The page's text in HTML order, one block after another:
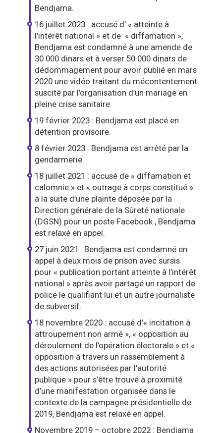
Bendjama.
16 juillet 2023 : accusé d’ « atteinte à
l'intérêt national » et de « diffamation »,
Bendjama est condamné à une amende de
30 000 dinars et à verser 50 000 dinars de
dédommagement pour avoir publié en mars
2020 une vidéo traitant du mécontentement
suscité par l’organisation d’un mariage en
pleine crise sanitaire.
19 février 2023 : Bendjama est placé en
détention provisoire.
8 février 2023 : Bendjama est arrêté par la
gendarmerie.
18 juillet 2021 : accusé de « diffamation et
calomnie » et « outrage à corps constitué »
à la suite d’une plainte déposée par la
Direction générale de la Sûreté nationale
(DGSN) pour un poste Facebook , Bendjama
est relaxé en appel.
27 juin 2021 : Bendjama est condamné en
appel à deux mois de prison avec sursis
pour « publication portant atteinte à l’intérêt
national » après avoir partagé un rapport de
police le qualifiant lui et un autre journaliste
de subversif.
18 novembre 2020 : accusé d’« incitation à
attroupement non armé », « opposition au
déroulement de l’opération électorale » et «
opposition à travers un rassemblement à
des actions autorisées par l’autorité
publique » pour s’être trouvé à proximité
d’une manifestation organisée dans le
contexte de la campagne présidentielle de
2019, Bendjama est relaxé en appel.
Novembre 2019 – octobre 2022 : Bendjama